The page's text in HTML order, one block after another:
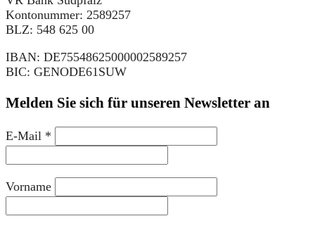
Kontonummer: 2589257
BLZ: 548 625 00
IBAN: DE75548625000002589257
BIC: GENODE61SUW
Melden Sie sich für unseren Newsletter an
E-Mail *
Vorname